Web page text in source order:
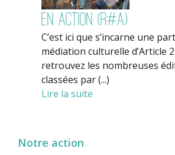
en Action (R#A)
C’est ici que s’incarne une
médiation culturelle d’Article
retrouvez les nombreuses
classées par (...)
Lire la suite
Notre action